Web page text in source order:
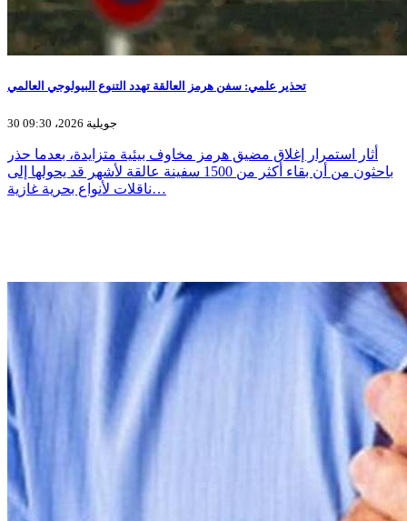
تحذير علمي: سفن هرمز العالقة تهدد التنوع البيولوجي العالمي
30 جويلية 2026، 09:30
أثار استمرار إغلاق مضيق هرمز مخاوف بيئية متزايدة، بعدما حذر
باحثون من أن بقاء أكثر من 1500 سفينة عالقة لأشهر قد يحولها إلى
ناقلات لأنواع بحرية غازية…